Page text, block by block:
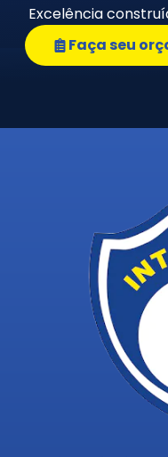
Excelência
Faça seu